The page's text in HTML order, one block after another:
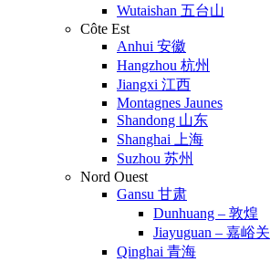
Wutaishan 五台山
Côte Est
Anhui 安徽
Hangzhou 杭州
Jiangxi 江西
Montagnes Jaunes
Shandong 山东
Shanghai 上海
Suzhou 苏州
Nord Ouest
Gansu 甘肃
Dunhuang – 敦煌
Jiayuguan – 嘉峪关
Qinghai 青海